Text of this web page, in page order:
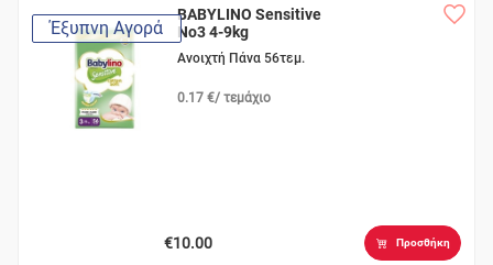
Έξυπνη Αγορά
BABYLINO Sensitive
No3 4-9kg
Ανοιχτή Πάνα 56τεμ.
0.17 €/ τεμάχιο
€10.00 Προσθήκη